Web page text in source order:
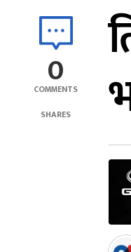
0
COMMENTS
SHARES